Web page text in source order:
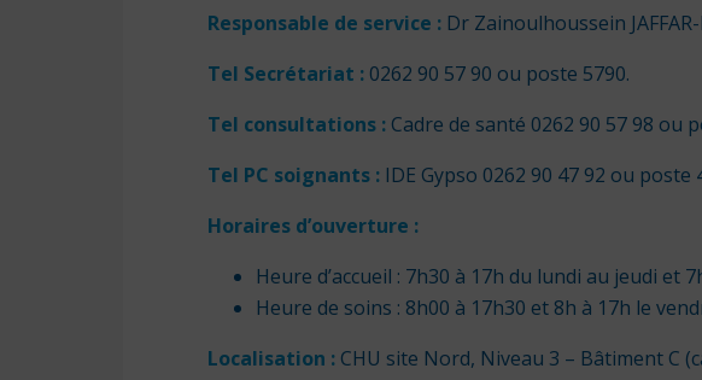
Responsable de service : Dr Zainoulhoussein JAFFAR-
Tel Secrétariat : 0262 90 57 90 ou poste 5790.
Tel consultations : Cadre de santé 0262 90 57 98 ou
Tel PC soignants : IDE Gypso 0262 90 47 92 ou poste
Horaires d’ouverture :
Heure d’accueil : 7h30 à 17h du lundi au jeudi et
Heure de soins : 8h00 à 17h30 et 8h à 17h le
Localisation : CHU site Nord, Niveau 3 – Bâtiment C